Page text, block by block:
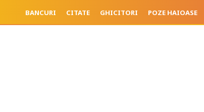
BANCURI CITATE GHICITORI POZE HAIOASE